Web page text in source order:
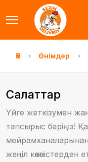
Үй Өнімдер
Салаттар
Үйге жеткізумен
тапсырыс беріңіз!
жеңіл көкөністерден